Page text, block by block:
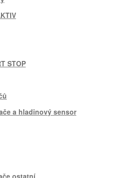
STOP
a hladinový sensor